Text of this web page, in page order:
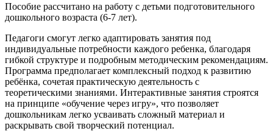
Пособие рассчитано на работу с детьми подготовительного
дошкольного возраста (6-7 лет).
Педагоги смогут легко адаптировать занятия под
индивидуальные потребности каждого ребенка, благодаря
гибкой структуре и подробным методическим рекомендациям.
Программа предполагает комплексный подход к развитию
ребёнка, сочетая практическую деятельность с
теоретическими знаниями. Интерактивные занятия строятся
на принципе «обучение через игру», что позволяет
дошкольникам легко усваивать сложный материал и
раскрывать свой творческий потенциал.